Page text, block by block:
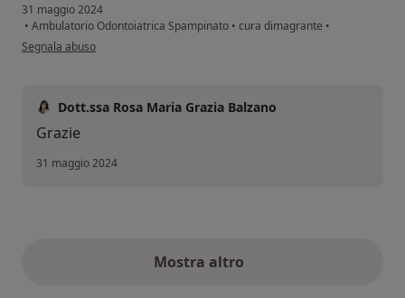
31 maggio 2024
• Ambulatorio Odontoiatrica Spampinato • cura dimagrante •
secondo l'opinione dell'utente Consoli Giovanna
Segnala abuso
Dott.ssa Rosa Maria Grazia Balzano
Grazie
31 maggio 2024
Mostra altroopinioni di cui sopra